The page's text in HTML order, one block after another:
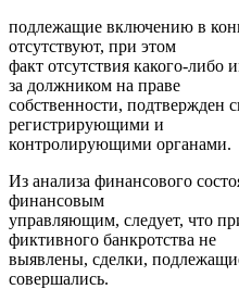
подлежащие включению в
отсутствуют, при этом
факт отсутствия какого-либо
за должником на праве
собственности, подтвержден
регистрирующими и
контролирующими органами.
Из анализа финансового
финансовым
управляющим, следует, что
фиктивного банкротства не
выявлены, сделки,
совершались.